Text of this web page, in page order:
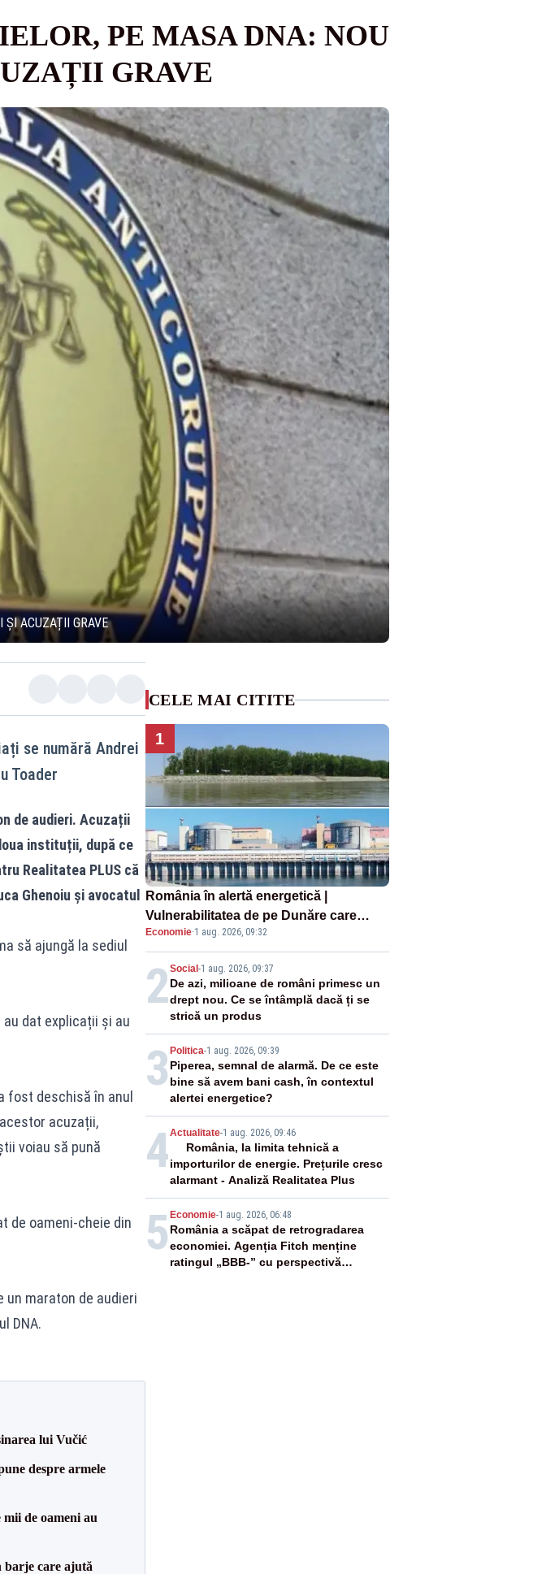
PE MASA DNA: NOU
GRAVE
ȘI ACUZAȚII GRAVE
se numără Andrei
Toader
de audieri. Acuzații
instituții, după ce
Realitatea PLUS că
Ghenoiu și avocatul
să ajungă la sediul
dat explicații și au
fost deschisă în anul
acuzații,
voiau să pună
de oameni-cheie din
un maraton de audieri
DNA.
lui Vučić
despre armele
de oameni au
barje care ajută
CELE MAI CITITE
1
România în alertă energetică |
Vulnerabilitatea de pe Dunăre care
pune în pericol Centrala Cernavodă era
cunoscută de pe vremea lui Ceaușescu
Economie·1 aug. 2026, 09:32
2Social -1 aug. 2026, 09:37
De azi, milioane de români primesc un
drept nou. Ce se întâmplă dacă ți se
strică un produs
3 Politica-1 aug. 2026, 09:39
Piperea, semnal de alarmă. De ce este
bine să avem bani cash, în contextul
alertei energetice?
4Actualitate-1 aug. 2026, 09:46
România, la limita tehnică a
importurilor de energie. Prețurile cresc
alarmant - Analiză Realitatea Plus
5 Economie-1 aug. 2026, 06:48
România a scăpat de retrogradarea
economiei. Agenția Fitch menține
ratingul „BBB-” cu perspectivă